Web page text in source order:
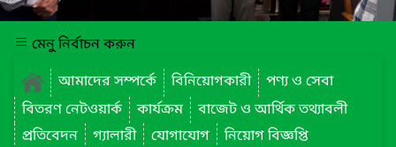
মেনু নির্বাচন করুন
আমাদের সম্পর্কে
বিনিয়োগকারী
পণ্য ও সেবা
বিতরণ নেটওয়ার্ক
কার্যক্রম
বাজেট ও আর্থিক তথ্যাবলী
প্রতিবেদন
গ্যালারী যোগাযোগ
নিয়োগ বিজ্ঞপ্তি